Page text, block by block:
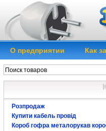
О предприятии Как
Розпродаж
Купити кабель провід
Короб гофра металорукав